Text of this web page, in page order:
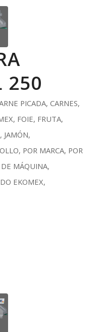
250
PICADA, CARNES,
, FOIE, FRUTA,
, JAMÓN,
, POR MARCA, POR
MÁQUINA,
EKOMEX,